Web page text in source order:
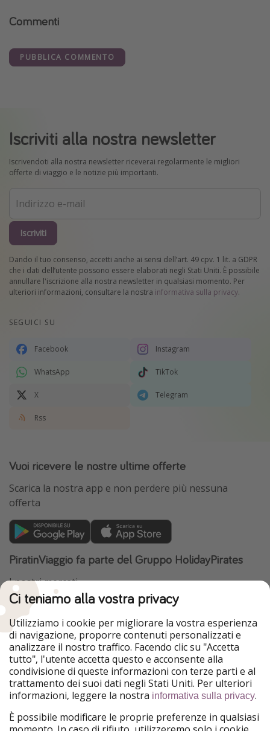
Commenti
PUBBLICA COMMENTO
Iscriviti alla nostra newsletter
Iscrivendoti alla nostra newsletter riceverai regolarmente le migliori
offerte di viaggio e le notizie più importanti.
Iscriviti
Dando il tuo consenso, accetti anche ai sensi dell’art. 49 cpv. 1 lit. a GDPR
che i dati dell’utente possono essere elaborati negli Stati Uniti. È possibile
annullare l'iscrizione alla nostra newsletter in qualsiasi momento. Per
ulteriori informazioni, consultare la nostra informativa sulla privacy.
SEGUICI SU
Facebook Instagram
WhatsApp TikTok
X Telegram
Rss
Vuoi ricevere le nostre ultime offerte
Scarica la nostra app e non perdere più nessuna
offerta
PiratinViaggio fa parte del Gruppo HolidayPirates
I nostri mercati
HolidayPirates
VakantiePiraten
WakacyjniPiraci
Ferienpiraten
Urlaubspiraten
Urlaubspiraten
ViajerosPiratas
TravelPirates
Il nostro gruppo
HolidayPirates Group
Conoscici meglio Informazioni legali
Ci teniamo alla vostra privacy
Utilizziamo i cookie per migliorare la vostra esperienza
di navigazione, proporre contenuti personalizzati e
analizzare il nostro traffico. Facendo clic su "Accetta
tutto", l'utente accetta questo e acconsente alla
condivisione di queste informazioni con terze parti e al
trattamento dei suoi dati negli Stati Uniti. Per ulteriori
informazioni, leggere la nostra informativa sulla privacy.
È possibile modificare le proprie preferenze in qualsiasi